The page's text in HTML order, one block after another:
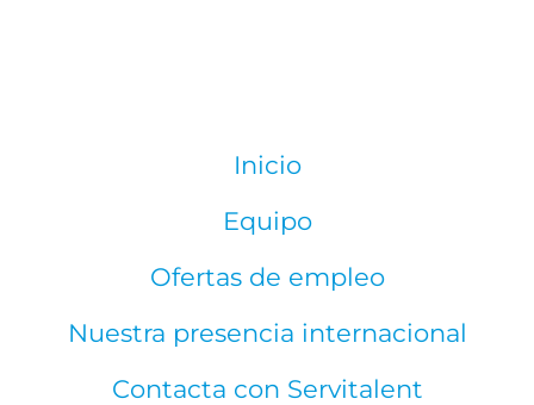
Inicio
Equipo
Ofertas de empleo
Nuestra presencia internacional
Contacta con Servitalent